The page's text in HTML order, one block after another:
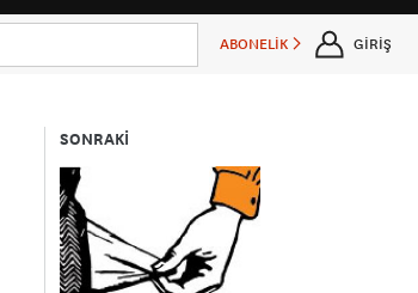
ABONELİK GİRİŞ
SONRAKİ